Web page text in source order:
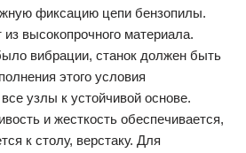
фиксацию цепи бензопилы.
высокопрочного материала.
вибрации, станок должен быть
этого условия
узлы к устойчивой основе.
и жесткость обеспечивается,
к столу, верстаку. Для